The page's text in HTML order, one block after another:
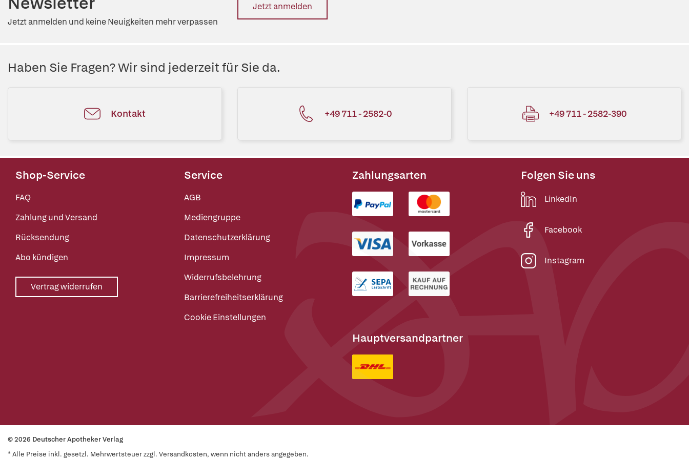
Jetzt anmelden und keine Neuigkeiten mehr verpassen
Jetzt anmelden
Haben Sie Fragen? Wir sind jederzeit für Sie da.
Kontakt +49 711 - 2582-0 +49 711 - 2582-390
Shop-Service
FAQ
Zahlung und Versand
Rücksendung
Abo kündigen
Vertrag widerrufen
Service
AGB
Mediengruppe
Datenschutzerklärung
Impressum
Widerrufsbelehrung
Barrierefreiheitserklärung
Cookie Einstellungen
Zahlungsarten
Hauptversandpartner
Folgen Sie uns
LinkedIn
Facebook
Instagram
© 2026 Deutscher Apotheker Verlag
* Alle Preise inkl. gesetzl. Mehrwertsteuer zzgl. Versandkosten, wenn nicht anders angegeben.